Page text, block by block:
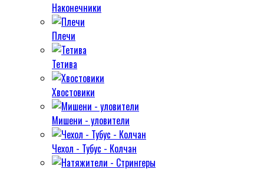
Наконечники
Плечи
Тетива
Хвостовики
Мишени - уловители
Чехол - Тубус - Колчан